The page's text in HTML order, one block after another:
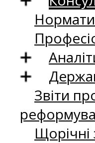
Звіти
Щорічні